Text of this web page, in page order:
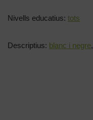
Nivells educatius: tots
Descriptius: blanc i negre,